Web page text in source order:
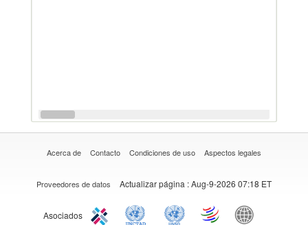
Acerca de Contacto Condiciones de uso Aspectos legales
Proveedores de datos Actualizar página : Aug-9-2026 07:18 ET
Asociados